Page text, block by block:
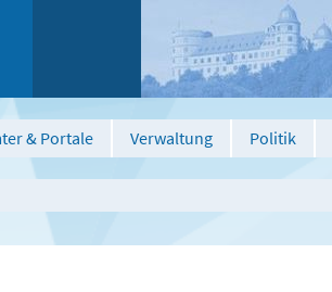
& Portale Verwaltung Politik